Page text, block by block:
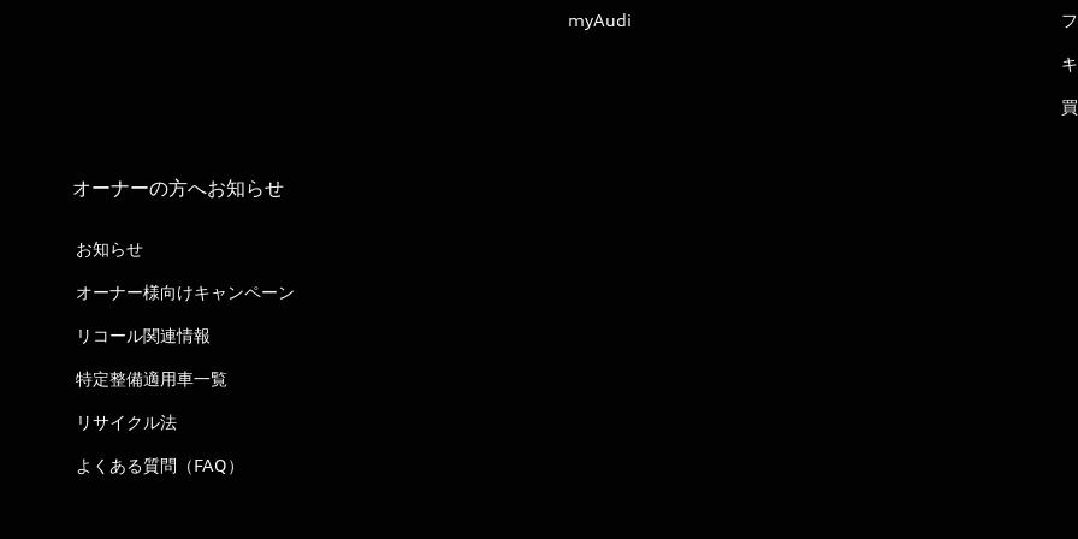
myAudi
オーナーの方へお知らせ
お知らせ
オーナー様向けキャンペーン
リコール関連情報
特定整備適用車一覧
リサイクル法
よくある質問（FAQ）